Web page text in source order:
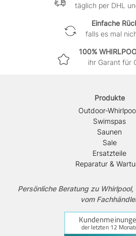
täglich per DHL
Einfache
falls es mal
100%
ihr Garant für
Produkte
Outdoor-
Swimspas
Saunen
Sale
Ersatzteile
Reparatur &
Persönliche Beratung zu Whirlpool,
vom